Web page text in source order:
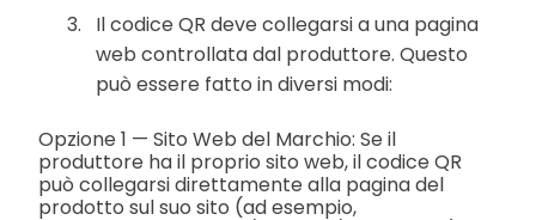
Il codice QR deve collegarsi a una pagina
web controllata dal produttore. Questo
può essere fatto in diversi modi:
Opzione 1 — Sito Web del Marchio: Se il
produttore ha il proprio sito web, il codice QR
può collegarsi direttamente alla pagina del
prodotto sul suo sito (ad esempio,